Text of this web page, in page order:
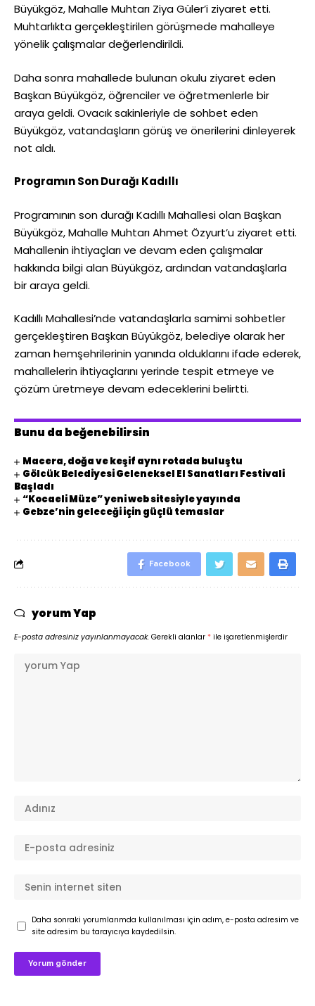
Büyükgöz, Mahalle Muhtarı Ziya Güler’i ziyaret etti.
Muhtarlıkta gerçekleştirilen görüşmede mahalleye
yönelik çalışmalar değerlendirildi.
Daha sonra mahallede bulunan okulu ziyaret eden
Başkan Büyükgöz, öğrenciler ve öğretmenlerle bir
araya geldi. Ovacık sakinleriyle de sohbet eden
Büyükgöz, vatandaşların görüş ve önerilerini dinleyerek
not aldı.
Programın Son Durağı Kadıllı
Programının son durağı Kadıllı Mahallesi olan Başkan
Büyükgöz, Mahalle Muhtarı Ahmet Özyurt’u ziyaret etti.
Mahallenin ihtiyaçları ve devam eden çalışmalar
hakkında bilgi alan Büyükgöz, ardından vatandaşlarla
bir araya geldi.
Kadıllı Mahallesi’nde vatandaşlarla samimi sohbetler
gerçekleştiren Başkan Büyükgöz, belediye olarak her
zaman hemşehrilerinin yanında olduklarını ifade ederek,
mahallelerin ihtiyaçlarını yerinde tespit etmeye ve
çözüm üretmeye devam edeceklerini belirtti.
Bunu da beğenebilirsin
Macera, doğa ve keşif aynı rotada buluştu
Gölcük Belediyesi Geleneksel El Sanatları Festivali
Başladı
“Kocaeli Müze” yeni web sitesiyle yayında
Gebze’nin geleceği için güçlü temaslar
Facebook
yorum Yap
E-posta adresiniz yayınlanmayacak. Gerekli alanlar * ile işaretlenmişlerdir
Daha sonraki yorumlarımda kullanılması için adım, e-posta adresim ve
site adresim bu tarayıcıya kaydedilsin.